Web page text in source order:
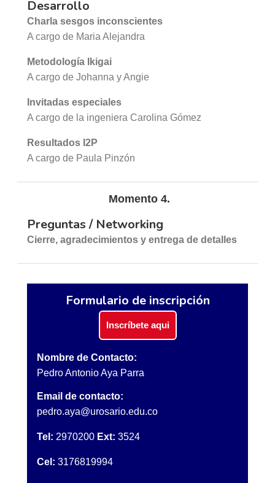
Formulario de inscripción
Inscríbete aqui
Nombre de Contacto:
Pedro Antonio Aya Parra
Email de contacto:
pedro.aya@urosario.edu.co
Tel: 2970200 Ext: 3524
Cel: 3176819994
Desarrollo
Charla sesgos inconscientes
A cargo de Maria Alejandra
Metodología Ikigai
A cargo de Johanna y Angie
Invitadas especiales
A cargo de la ingeniera Carolina Gómez
Resultados I2P
A cargo de Paula Pinzón
Momento 4.
Preguntas / Networking
Cierre, agradecimientos y entrega de detalles